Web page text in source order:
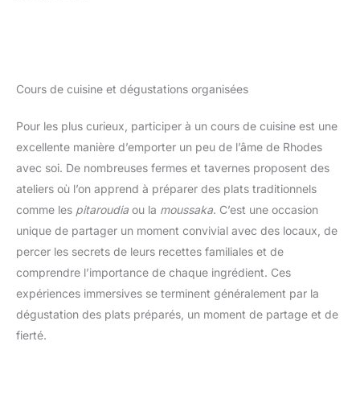
Cours de cuisine et dégustations organisées
Pour les plus curieux, participer à un cours de cuisine est une
excellente manière d’emporter un peu de l’âme de Rhodes
avec soi. De nombreuses fermes et tavernes proposent des
ateliers où l’on apprend à préparer des plats traditionnels
comme les pitaroudia ou la moussaka. C’est une occasion
unique de partager un moment convivial avec des locaux, de
percer les secrets de leurs recettes familiales et de
comprendre l’importance de chaque ingrédient. Ces
expériences immersives se terminent généralement par la
dégustation des plats préparés, un moment de partage et de
fierté.